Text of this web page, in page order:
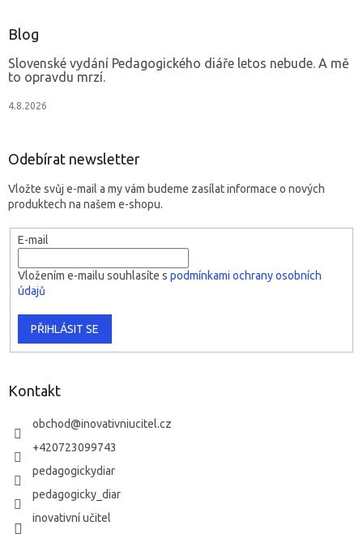
Blog
Slovenské vydání Pedagogického diáře letos nebude. A mě
to opravdu mrzí.
4.8.2026
Odebírat newsletter
Vložte svůj e-mail a my vám budeme zasílat informace o nových
produktech na našem e-shopu.
E-mail
Vložením e-mailu souhlasíte s podmínkami ochrany osobních
údajů
PŘIHLÁSIT SE
Kontakt
obchod@inovativniucitel.cz
+420723099743
pedagogickydiar
pedagogicky_diar
inovativní učitel